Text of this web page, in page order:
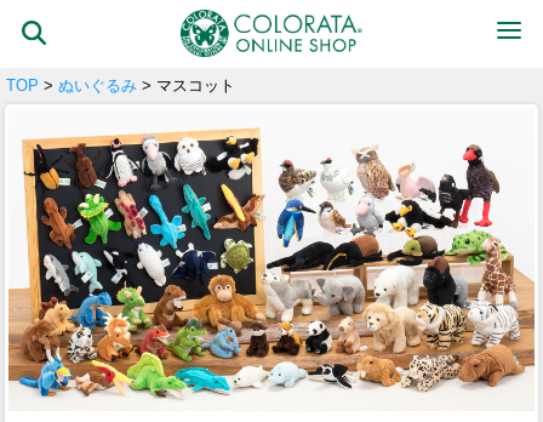
TOP > ぬいぐるみ > マスコット